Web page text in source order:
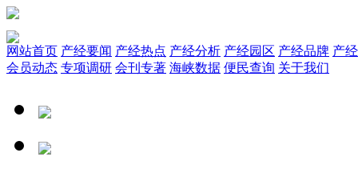
网站首页 产经要闻 产经热点 产经分析 产经园区 产经品牌 产
会员动态 专项调研 会刊专著 海峡数据 便民查询 关于我们